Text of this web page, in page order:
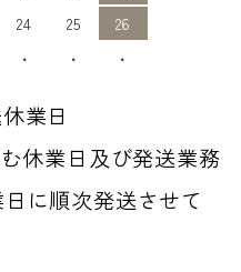
24 25
26
・ ・ ・
業日
休業日及び発送業務
に順次発送させて